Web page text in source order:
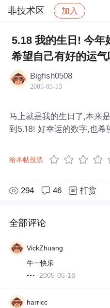
非技术区 加入
社区 非技术区 帖子
5.18 我的生日! 今年
希望自己有好的运气
Bigfish0508
2005-05-13
马上就是我的生日了,本来
到5.18! 好幸运的数字,也希
给本帖投票
294 46 打赏
全部评论
VickZhuang
牛一快乐
2005-05-18
harricc